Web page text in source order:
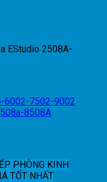
EStudio 2508A-
PHÒNG KINH
TỐT NHẤT